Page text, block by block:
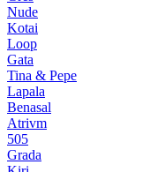
Nude
Kotai
Loop
Gata
Tina & Pepe
Lapala
Benasal
Atrivm
505
Grada